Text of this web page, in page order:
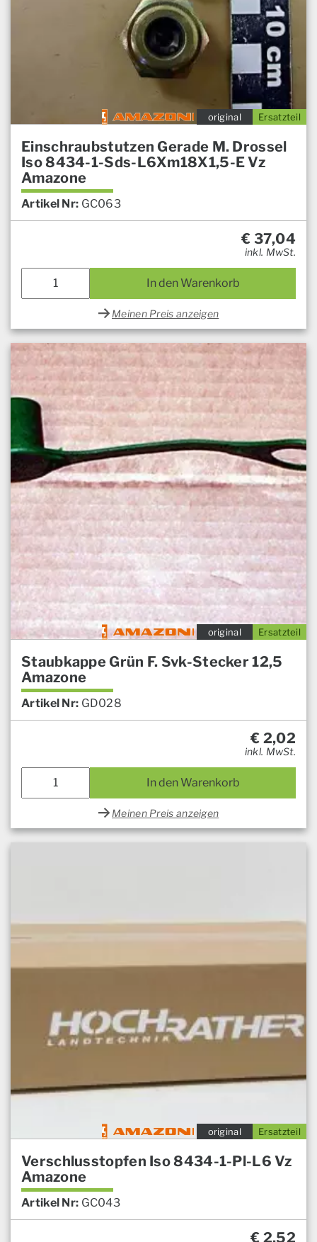
Ersatzteil
original
Einschraubstutzen Gerade M. Drossel
Iso 8434-1-Sds-L6Xm18X1,5-E Vz
Amazone
Artikel Nr: GC063
€ 37,04
inkl. MwSt.
In den Warenkorb
Meinen Preis anzeigen
Ersatzteil
original
Staubkappe Grün F. Svk-Stecker 12,5
Amazone
Artikel Nr: GD028
€ 2,02
inkl. MwSt.
In den Warenkorb
Meinen Preis anzeigen
Ersatzteil
original
Verschlusstopfen Iso 8434-1-Pl-L6 Vz
Amazone
Artikel Nr: GC043
€ 2,52